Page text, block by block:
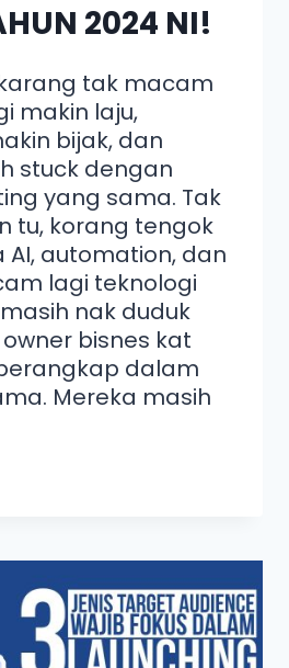
2024 NI!
tak macam
makin laju,
bijak, dan
stuck dengan
yang sama. Tak
tu, korang tengok
AI, automation, dan
lagi teknologi
nak duduk
bisnes kat
dalam
Mereka masih